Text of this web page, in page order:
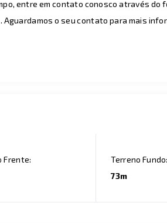
entre em contato conosco através do
o seu contato para mais
Frente:
Terreno Fundo:
73m